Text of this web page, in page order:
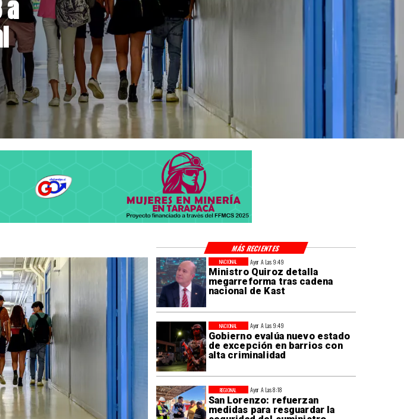
Ayer A Las 9:49
Ministro Quiroz detalla
megarreforma tras cadena
nacional de Kast
NACIONAL
Ayer A Las 9:49
Gobierno evalúa nuevo estado
de excepción en barrios con
alta criminalidad
NACIONAL
Ayer A Las 8:18
San Lorenzo: refuerzan
medidas para resguardar la
REGIONAL
MÁS RECIENTES